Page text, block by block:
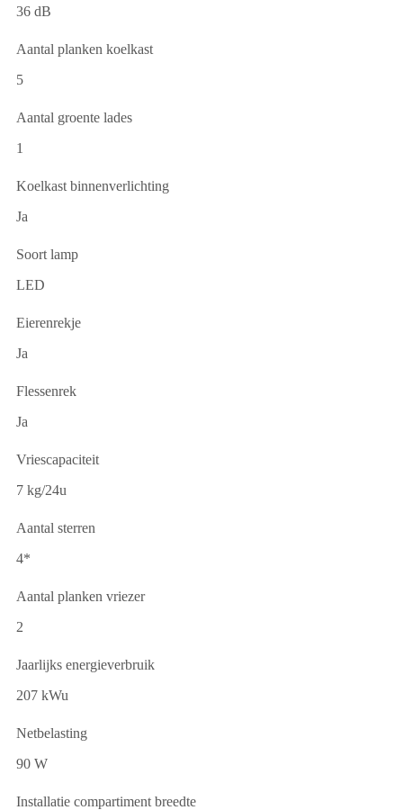
36 dB
Aantal planken koelkast
5
Aantal groente lades
1
Koelkast binnenverlichting
Ja
Soort lamp
LED
Eierenrekje
Ja
Flessenrek
Ja
Vriescapaciteit
7 kg/24u
Aantal sterren
4*
Aantal planken vriezer
2
Jaarlijks energieverbruik
207 kWu
Netbelasting
90 W
Installatie compartiment breedte